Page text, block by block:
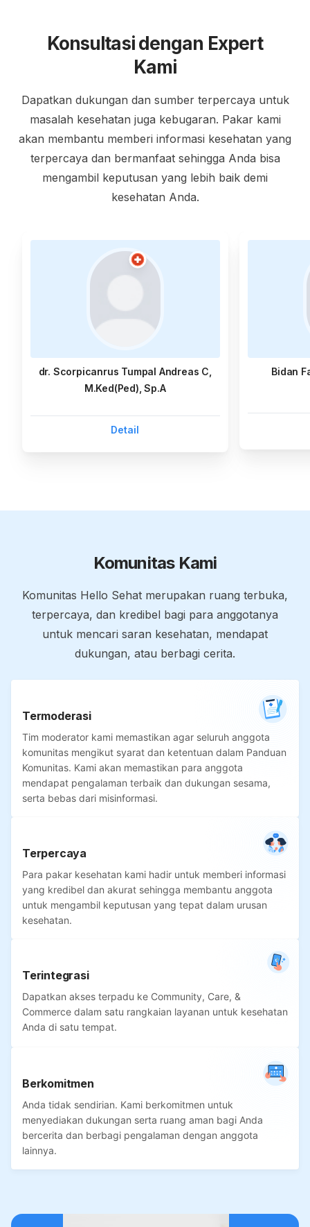
Konsultasi dengan Expert
Kami
Dapatkan dukungan dan sumber terpercaya untuk
masalah kesehatan juga kebugaran. Pakar kami
akan membantu memberi informasi kesehatan yang
terpercaya dan bermanfaat sehingga Anda bisa
mengambil keputusan yang lebih baik demi
kesehatan Anda.
dr. Scorpicanrus Tumpal Andreas C,
M.Ked(Ped), Sp.A
Detail
Bidan
Komunitas Kami
Komunitas Hello Sehat merupakan ruang terbuka,
terpercaya, dan kredibel bagi para anggotanya
untuk mencari saran kesehatan, mendapat
dukungan, atau berbagi cerita.
Termoderasi
Tim moderator kami memastikan agar seluruh anggota
komunitas mengikut syarat dan ketentuan dalam Panduan
Komunitas. Kami akan memastikan para anggota
mendapat pengalaman terbaik dan dukungan sesama,
serta bebas dari misinformasi.
Terpercaya
Para pakar kesehatan kami hadir untuk memberi informasi
yang kredibel dan akurat sehingga membantu anggota
untuk mengambil keputusan yang tepat dalam urusan
kesehatan.
Terintegrasi
Dapatkan akses terpadu ke Community, Care, &
Commerce dalam satu rangkaian layanan untuk kesehatan
Anda di satu tempat.
Berkomitmen
Anda tidak sendirian. Kami berkomitmen untuk
menyediakan dukungan serta ruang aman bagi Anda
bercerita dan berbagi pengalaman dengan anggota
lainnya.